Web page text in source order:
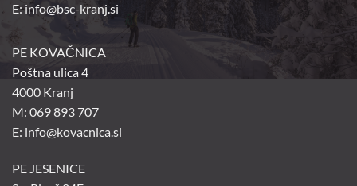
E:info@bsc-kranj.si
PE KOVAČNICA
Poštna ulica 4
4000 Kranj
M: 069 893 707
E: info@kovacnica.si
PE JESENICE